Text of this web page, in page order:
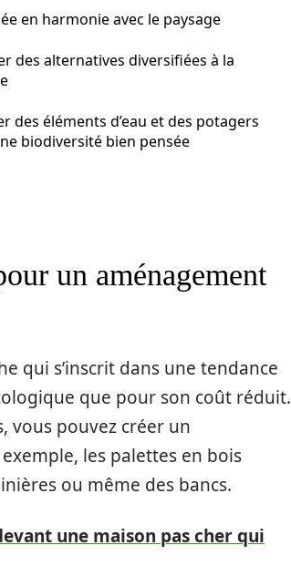
en harmonie avec le paysage
des alternatives diversifiées à la
des éléments d’eau et des potagers
biodiversité bien pensée
un aménagement
qui s’inscrit dans une tendance
que pour son coût réduit.
vous pouvez créer un
les palettes en bois
ou même des bancs.
une maison pas cher qui